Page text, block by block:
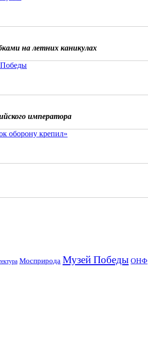
на летних каникулах
императора
оборону крепил»
Мосприрода Музей Победы ОНФ